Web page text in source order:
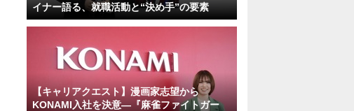
イナー語る、就職活動と“決め手”の要素
【キャリアクエスト】漫画家志望から
KONAMI入社を決意―『麻雀ファイトガー